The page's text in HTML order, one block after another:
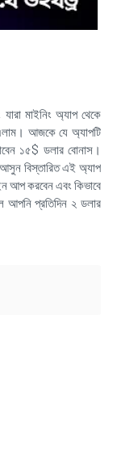
মাইনিং অ্যাপ থেকে
আজকে যে অ্যাপটি
১৫$ ডলার বোনাস।
বিস্তারিত এই অ্যাপ
আপ করবেন এবং কিভাবে
প্রতিদিন ২ ডলার